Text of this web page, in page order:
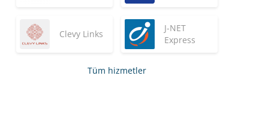
Clevy Links
J-NET
Express
Tüm hizmetler